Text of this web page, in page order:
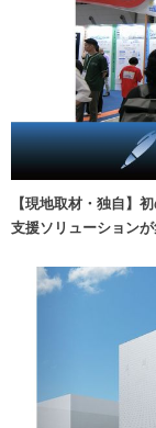
【現地取材・独自】
支援ソリューション